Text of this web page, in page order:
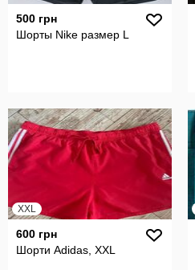
500 грн
Шорты Nike размер L
XXL
600 грн
Шорти Adidas, XXL